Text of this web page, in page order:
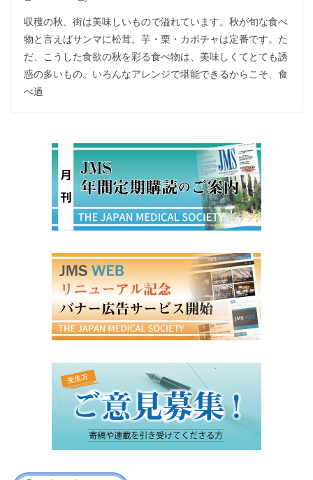
収穫の秋、街は美味しいもので溢れています。秋が旬な食べ
物と言えばサンマに松茸。芋・栗・カボチャは定番です。た
だ、こうした食欲の秋を彩る食べ物は、美味しくてとても誘
惑の多いもの。いろんなアレンジで堪能できるからこそ、食
べ過